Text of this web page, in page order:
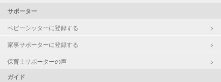
サポーター
ベビーシッターに登録する
家事サポーターに登録する
保育士サポーターの声
ガイド